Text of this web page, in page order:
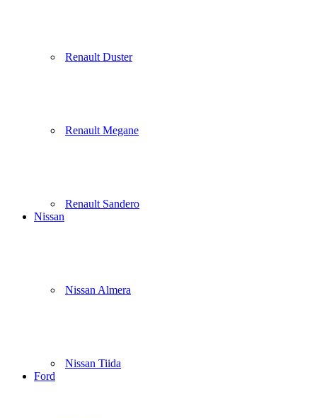
Renault Duster
Renault Megane
Renault Sandero
Nissan
Nissan Almera
Nissan Tiida
Ford